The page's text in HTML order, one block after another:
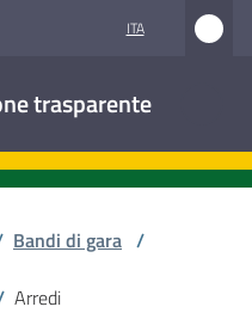
ITA
trasparente
Bandi di gara /
Arredi